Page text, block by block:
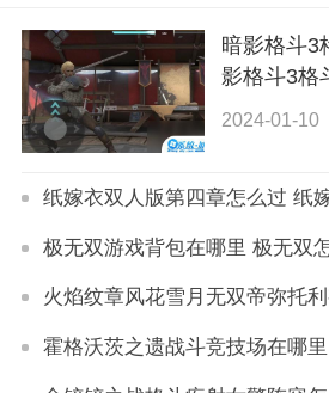
暗影格斗3
影格斗3格
2024-01-10
极无双游戏背包在哪里 极无双